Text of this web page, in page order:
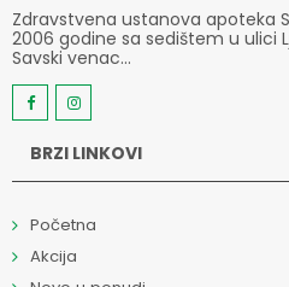
Zdravstvena ustanova apoteka
2006 godine sa sedištem u ulici
Savski venac...
BRZI LINKOVI
Početna
Akcija